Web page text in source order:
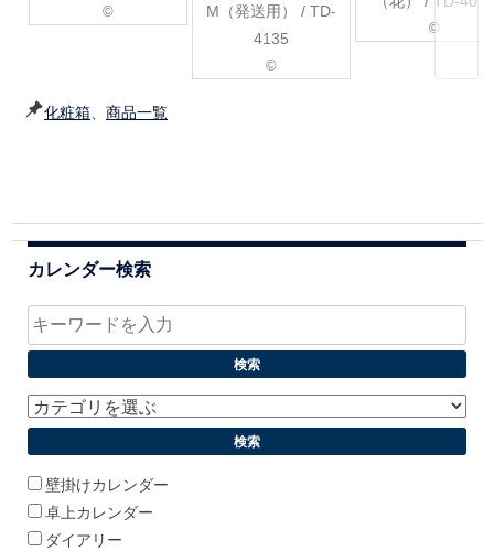
©
M（発送用） / TD-
4135
©
©
化粧箱 商品一覧
カレンダー検索
壁掛けカレンダー
卓上カレンダー
ダイアリー